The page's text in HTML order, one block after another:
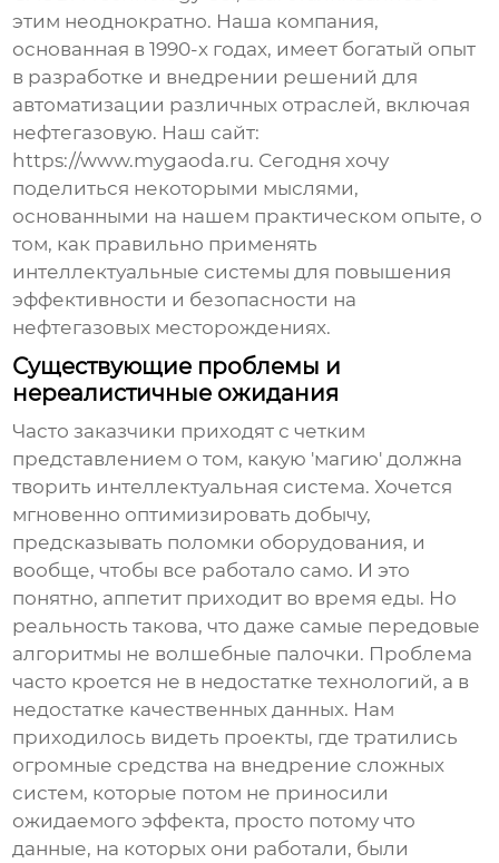
этим неоднократно. Наша компания,
основанная в 1990-х годах, имеет богатый опыт
в разработке и внедрении решений для
автоматизации различных отраслей, включая
нефтегазовую. Наш сайт:
https://www.mygaoda.ru. Сегодня хочу
поделиться некоторыми мыслями,
основанными на нашем практическом опыте, о
том, как правильно применять
интеллектуальные системы для повышения
эффективности и безопасности на
нефтегазовых месторождениях.
Существующие проблемы и
нереалистичные ожидания
Часто заказчики приходят с четким
представлением о том, какую 'магию' должна
творить интеллектуальная система. Хочется
мгновенно оптимизировать добычу,
предсказывать поломки оборудования, и
вообще, чтобы все работало само. И это
понятно, аппетит приходит во время еды. Но
реальность такова, что даже самые передовые
алгоритмы не волшебные палочки. Проблема
часто кроется не в недостатке технологий, а в
недостатке качественных данных. Нам
приходилось видеть проекты, где тратились
огромные средства на внедрение сложных
систем, которые потом не приносили
ожидаемого эффекта, просто потому что
данные, на которых они работали, были